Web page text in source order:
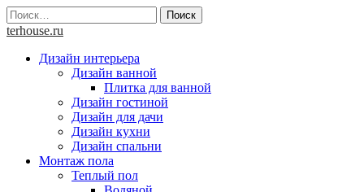
Skip
to
Найти:
terhouse.ru
Дизайн интерьера
Дизайн ванной
Плитка для ванной
Дизайн гостиной
Дизайн для дачи
Дизайн кухни
Дизайн спальни
Монтаж пола
Теплый пол